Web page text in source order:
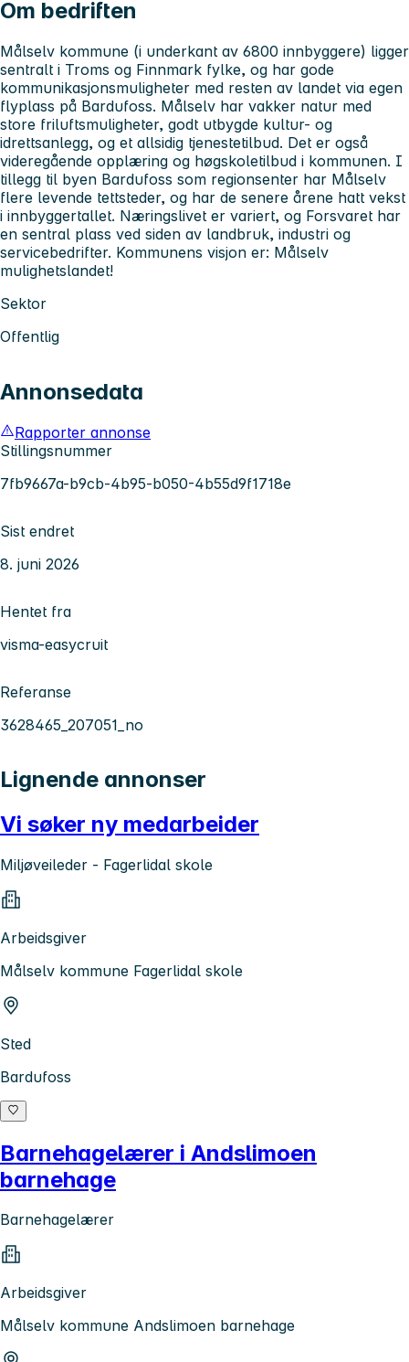
Om bedriften
Målselv kommune (i underkant av 6800 innbyggere) ligger
sentralt i Troms og Finnmark fylke, og har gode
kommunikasjonsmuligheter med resten av landet via egen
flyplass på Bardufoss. Målselv har vakker natur med
store friluftsmuligheter, godt utbygde kultur- og
idrettsanlegg, og et allsidig tjenestetilbud. Det er også
videregående opplæring og høgskoletilbud i kommunen. I
tillegg til byen Bardufoss som regionsenter har Målselv
flere levende tettsteder, og har de senere årene hatt vekst
i innbyggertallet. Næringslivet er variert, og Forsvaret har
en sentral plass ved siden av landbruk, industri og
servicebedrifter. Kommunens visjon er: Målselv
mulighetslandet!
Sektor
Offentlig
Annonsedata
Rapporter annonse
Stillingsnummer
7fb9667a-b9cb-4b95-b050-4b55d9f1718e
Sist endret
8. juni 2026
Hentet fra
visma-easycruit
Referanse
3628465_207051_no
Lignende annonser
Vi søker ny medarbeider
Miljøveileder - Fagerlidal skole
Arbeidsgiver
Målselv kommune Fagerlidal skole
Sted
Bardufoss
Barnehagelærer i Andslimoen
barnehage
Barnehagelærer
Arbeidsgiver
Målselv kommune Andslimoen barnehage